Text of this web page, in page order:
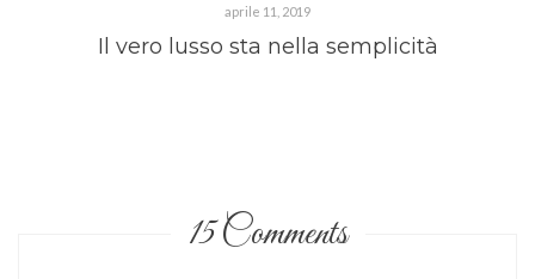
aprile 11, 2019
Il vero lusso sta nella semplicità
15 Comments